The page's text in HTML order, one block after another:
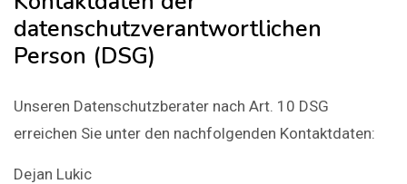
datenschutzverantwortlichen
Person (DSG)
Unseren Datenschutzberater nach Art. 10 DSG
erreichen Sie unter den nachfolgenden Kontaktdaten:
Dejan Lukic